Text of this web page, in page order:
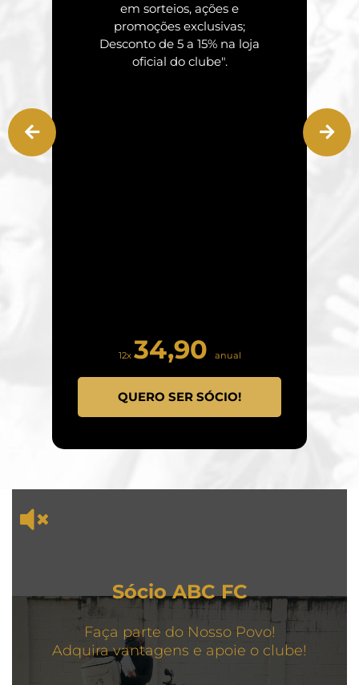
em sorteios, ações e
promoções exclusivas;
Desconto de 5 a 15% na loja
oficial do clube".
12x 34,90 anual
QUERO SER SÓCIO!
Sócio ABC FC
Faça parte do Nosso Povo!
Adquira vantagens e apoie o clube!